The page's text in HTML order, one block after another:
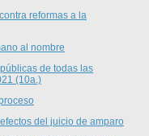
reformas a la
al nombre
de todas las
(10a.)
del juicio de amparo